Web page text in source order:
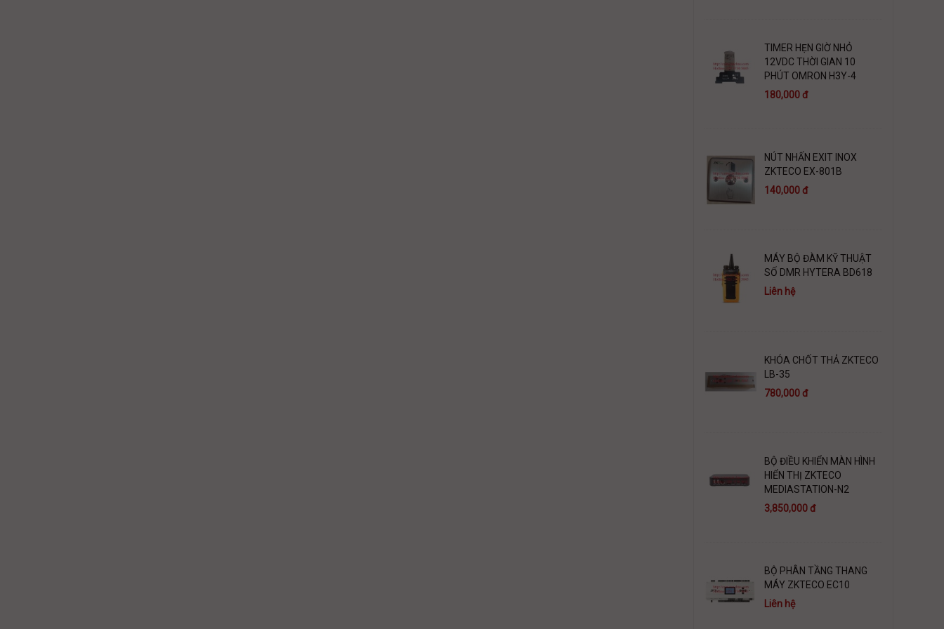
TIMER HẸN GIỜ NHỎ
12VDC THỜI GIAN 10
PHÚT OMRON H3Y-4
180,000 đ
NÚT NHẤN EXIT INOX
ZKTECO EX-801B
140,000 đ
MÁY BỘ ĐÀM KỸ THUẬT
SỐ DMR HYTERA BD618
Liên hệ
KHÓA CHỐT THẢ ZKTECO
LB-35
780,000 đ
BỘ ĐIỀU KHIỂN MÀN HÌNH
HIỂN THỊ ZKTECO
MEDIASTATION-N2
3,850,000 đ
BỘ PHÂN TẦNG THANG
MÁY ZKTECO EC10
Liên hệ